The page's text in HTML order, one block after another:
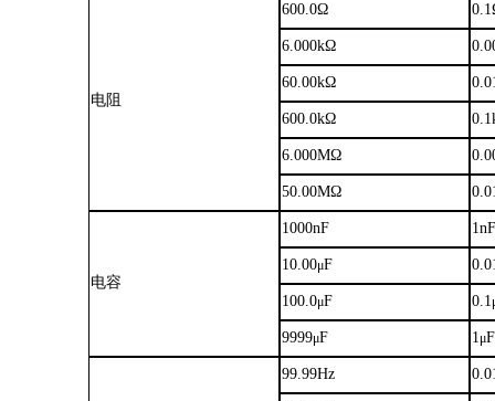
电阻
600.0Ω
6.000kΩ
60.00kΩ
600.0kΩ
6.000MΩ
50.00MΩ
电容
1000nF
10.00μF
100.0μF 0.1
9999μF 1μF
99.99Hz